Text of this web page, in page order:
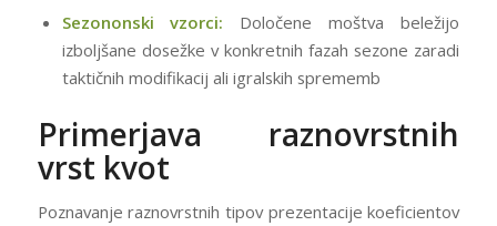
Sezononski vzorci: Določene moštva beležijo
izboljšane dosežke v konkretnih fazah sezone zaradi
taktičnih modifikacij ali igralskih sprememb
Primerjava raznovrstnih
vrst kvot
Poznavanje raznovrstnih tipov prezentacije koeficientov